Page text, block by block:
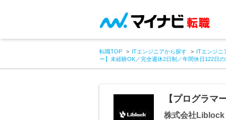
転職TOP ITエンジニアから探す
ITエンジニ
ー】未経験OK／完全週休2日制／年間休日122日
【プログラマ
株式会社Liblock